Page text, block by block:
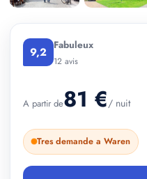
9,2 Fabuleux
12 avis
A partir de81 €/ nuit
Tres demande a Waren